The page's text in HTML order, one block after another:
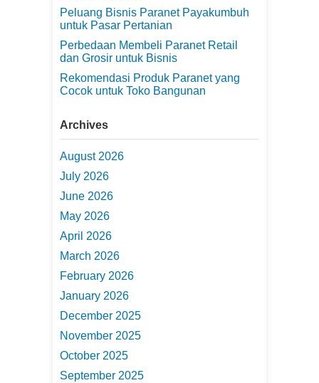
Peluang Bisnis Paranet Payakumbuh
untuk Pasar Pertanian
Perbedaan Membeli Paranet Retail
dan Grosir untuk Bisnis
Rekomendasi Produk Paranet yang
Cocok untuk Toko Bangunan
Archives
August 2026
July 2026
June 2026
May 2026
April 2026
March 2026
February 2026
January 2026
December 2025
November 2025
October 2025
September 2025